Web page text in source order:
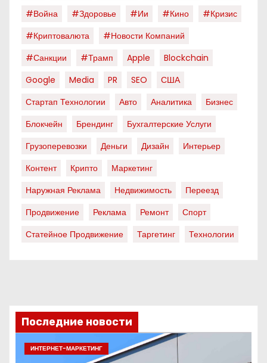
#война
#здоровье #ии #кино
#кризис
#криптовалюта
#новости Компаний
#санкции
#трамп Apple
Blockchain
Google
Media PR SEO
США
Стартап Технологии
Авто Аналитика
Бизнес
Блокчейн
Брендинг
Бухгалтерские Услуги
Грузоперевозки
Деньги Дизайн
Интерьер
Контент
Крипто
Маркетинг
Наружная Реклама
Недвижимость
Переезд
Продвижение
Реклама Ремонт
Спорт
Статейное Продвижение
Таргетинг Технологии
Последние новости
ИНТЕРНЕТ-МАРКЕТИНГ